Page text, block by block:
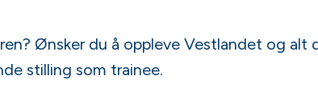
Ønsker du å oppleve Vestlandet og alt
stilling som trainee.